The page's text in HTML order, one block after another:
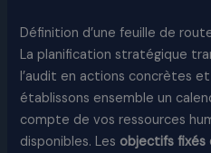
Définition d’une feuille de
La planification stratégique
l’audit en actions concrètes
établissons ensemble un
compte de vos ressources
disponibles. Les objectifs fixés